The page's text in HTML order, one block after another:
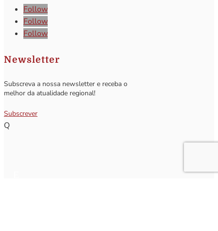
Follow
Follow
Follow
Newsletter
Subscreva a nossa newsletter e receba o
melhor da atualidade regional!
Subscrever
Q